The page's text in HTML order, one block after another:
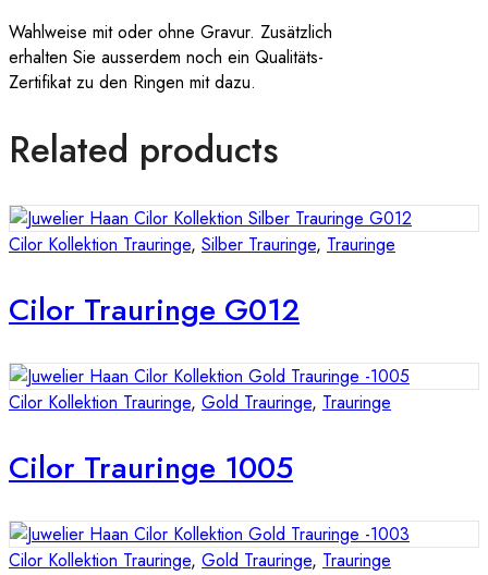
Wahlweise mit oder ohne Gravur. Zusätzlich
erhalten Sie ausserdem noch ein Qualitäts-
Zertifikat zu den Ringen mit dazu.
Related products
Cilor Kollektion Trauringe, Silber Trauringe, Trauringe
Cilor Trauringe G012
Cilor Kollektion Trauringe, Gold Trauringe, Trauringe
Cilor Trauringe 1005
Cilor Kollektion Trauringe, Gold Trauringe, Trauringe